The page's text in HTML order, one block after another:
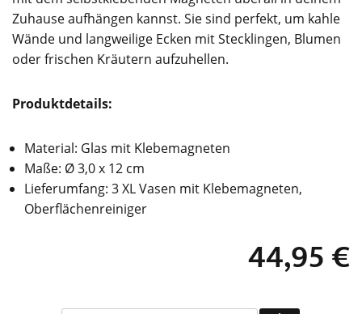
Zuhause aufhängen kannst. Sie sind perfekt, um kahle
Wände und langweilige Ecken mit Stecklingen, Blumen
oder frischen Kräutern aufzuhellen.
Produktdetails:
Material: Glas mit Klebemagneten
Maße: Ø 3,0 x 12 cm
Lieferumfang: 3 XL Vasen mit Klebemagneten,
Oberflächenreiniger
44,95€